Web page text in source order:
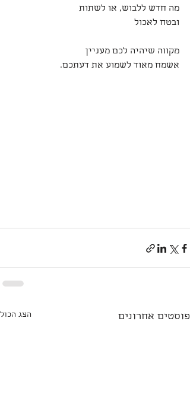
מה חדש ללבוש, או לשתות
ובטח לאכול
מקווה שיהיה לכם מעניין
אשמח מאוד לשמוע את דעתכם.
פוסטים אחרונים הצג הכול